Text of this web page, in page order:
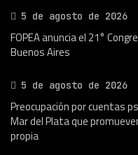
5 de agosto de 2026
FOPEA anuncia el 21°
Buenos Aires
5 de agosto de 2026
Preocupación por cuentas
Mar del Plata que
propia